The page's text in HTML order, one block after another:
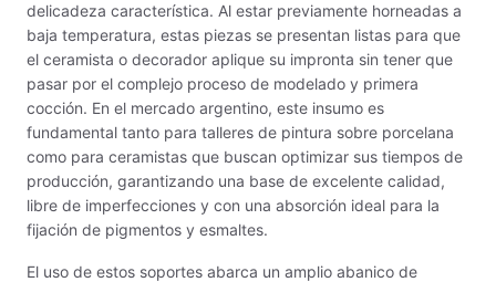
Esmaltes preparados
Fritas cerámicas
Granillas (970ºC-1020ºC)
Hereaus (750ºC - 850ºC)
Herramientas
Jaspeadores
delicadeza característica. Al estar previamente horneadas a
baja temperatura, estas piezas se presentan listas para que
el ceramista o decorador aplique su impronta sin tener que
pasar por el complejo proceso de modelado y primera
cocción. En el mercado argentino, este insumo es
fundamental tanto para talleres de pintura sobre porcelana
como para ceramistas que buscan optimizar sus tiempos de
producción, garantizando una base de excelente calidad,
libre de imperfecciones y con una absorción ideal para la
fijación de pigmentos y esmaltes.
El uso de estos soportes abarca un amplio abanico de